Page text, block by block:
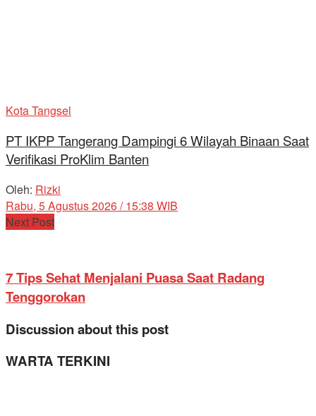
Kota Tangsel
PT IKPP Tangerang Dampingi 6 Wilayah Binaan Saat
Verifikasi ProKlim Banten
Oleh: Rizki
Rabu, 5 Agustus 2026 / 15:38 WIB
Next Post
7 Tips Sehat Menjalani Puasa Saat Radang
Tenggorokan
Discussion about this post
WARTA TERKINI